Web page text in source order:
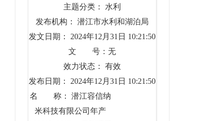
主题分类： 水利
发布机构： 潜江市水利和湖泊局
发文日期： 2024年12月31日 10:21:50
文 号：无
效力状态： 有效
发布日期： 2024年12月31日 10:21:50
名 称： 潜江容信纳
米科技有限公司年产